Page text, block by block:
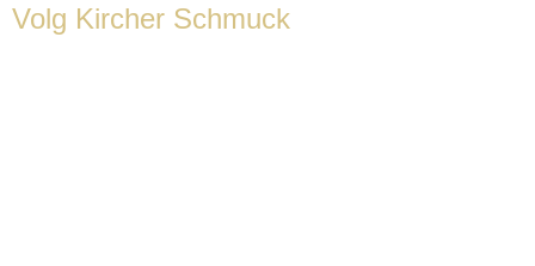
Volg Kircher Schmuck